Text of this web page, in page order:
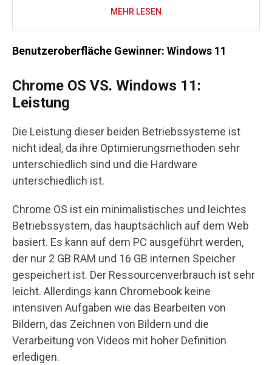
MEHR LESEN
Benutzeroberfläche Gewinner: Windows 11
Chrome OS VS. Windows 11:
Leistung
Die Leistung dieser beiden Betriebssysteme ist
nicht ideal, da ihre Optimierungsmethoden sehr
unterschiedlich sind und die Hardware
unterschiedlich ist.
Chrome OS ist ein minimalistisches und leichtes
Betriebssystem, das hauptsächlich auf dem Web
basiert. Es kann auf dem PC ausgeführt werden,
der nur 2 GB RAM und 16 GB internen Speicher
gespeichert ist. Der Ressourcenverbrauch ist sehr
leicht. Allerdings kann Chromebook keine
intensiven Aufgaben wie das Bearbeiten von
Bildern, das Zeichnen von Bildern und die
Verarbeitung von Videos mit hoher Definition
erledigen.